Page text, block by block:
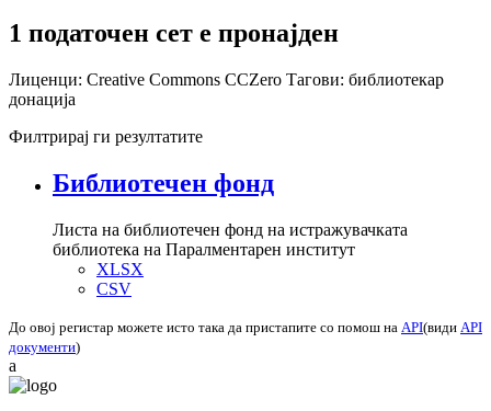
1 податочен сет е пронајден
Лиценци: Creative Commons CCZero Тагови: библиотекар
донација
Филтрирај ги резултатите
Библиотечен фонд
Листа на библиотечен фонд на истражувачката
библиотека на Паралментарен институт
XLSX
CSV
До овој регистар можете исто така да пристапите со помош на API(види API
документи)
a